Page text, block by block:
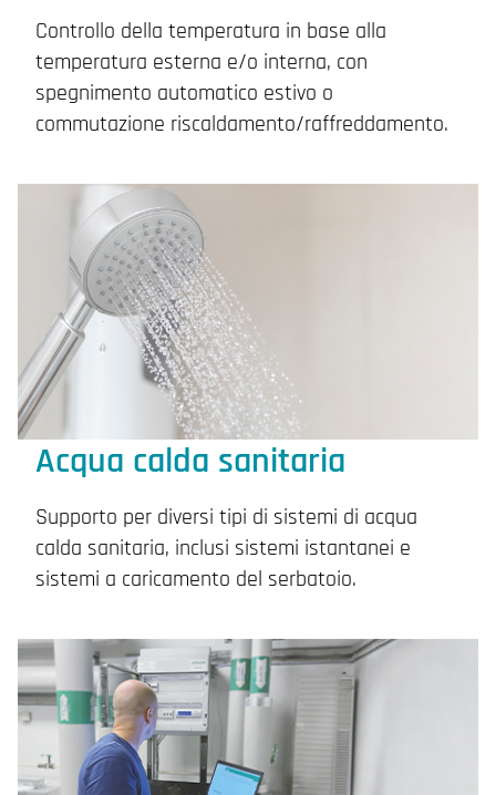
Controllo della temperatura in base alla
temperatura esterna e/o interna, con
spegnimento automatico estivo o
commutazione riscaldamento/raffreddamento.
Acqua calda sanitaria
Supporto per diversi tipi di sistemi di acqua
calda sanitaria, inclusi sistemi istantanei e
sistemi a caricamento del serbatoio.